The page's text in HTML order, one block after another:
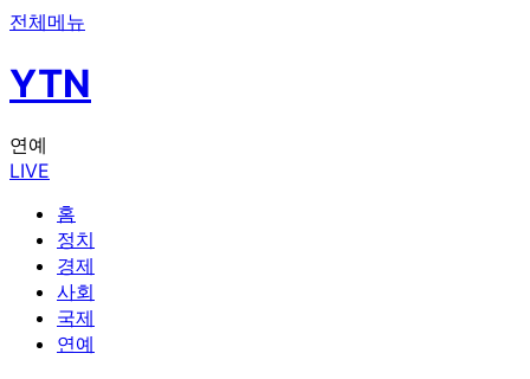
전체메뉴
YTN
연예
LIVE
홈
정치
경제
사회
국제
연예